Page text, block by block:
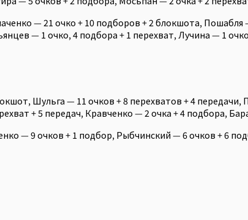
— 21 очко + 10 подборов + 2 блокшота, Пошабля
— 1 очко, 4 подбора + 1 перехват, Лучина — 1
Шульга — 11 очков + 8 перехватов + 4
+ 5 передач, Кравченко — 2 очка + 4 подбора,
— 9 очков + 1 подбор, Рыбчинский — 6 очков + 6